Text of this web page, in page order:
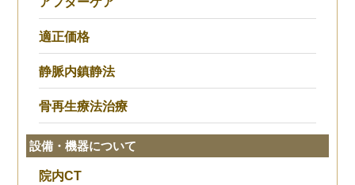
適正価格
静脈内鎮静法
骨再生療法治療
設備・機器について
院内CT